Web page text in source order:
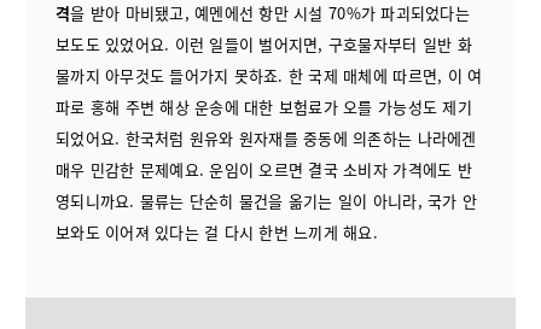
격을 받아 마비됐고, 예멘에선 항만 시설 70%가 파괴되었다는
보도도 있었어요. 이런 일들이 벌어지면, 구호물자부터 일반 화
물까지 아무것도 들어가지 못하죠. 한 국제 매체에 따르면, 이 여
파로 홍해 주변 해상 운송에 대한 보험료가 오를 가능성도 제기
되었어요. 한국처럼 원유와 원자재를 중동에 의존하는 나라에겐
매우 민감한 문제예요. 운임이 오르면 결국 소비자 가격에도 반
영되니까요. 물류는 단순히 물건을 옮기는 일이 아니라, 국가 안
보와도 이어져 있다는 걸 다시 한번 느끼게 해요.